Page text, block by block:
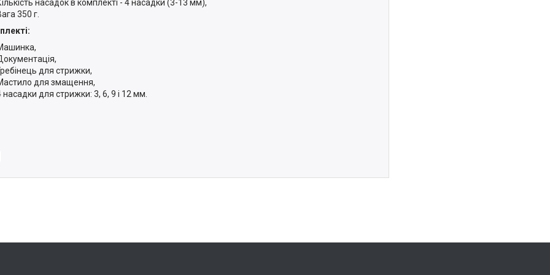
насадок в комплекті - 4 насадки (3-13 мм),
350 г.
для стрижки,
для змащення,
насадки для стрижки: 3, 6, 9 і 12 мм.